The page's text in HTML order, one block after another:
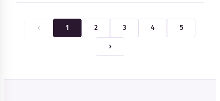
‹ 1 2 3 4 5
›